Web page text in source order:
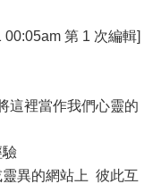
第 1 次編輯]
這裡當作我們心靈的
驗
異的網站上 彼此互